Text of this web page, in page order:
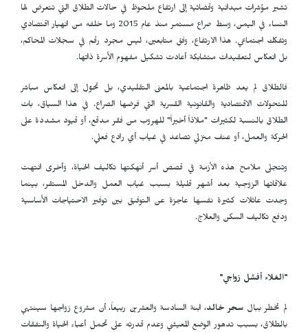
تشير مؤشرات ميدانية وقضائية إلى ارتفاع ملحوظ في حالات الطلاق التي تتعرض لها
النساء في اليمن، وسط صراع مستمر منذ عام 2015 وما خلفه من انهيار اقتصادي
وتفكك اجتماعي. هذا الارتفاع، وفق متابعين، ليس مجرد رقم في سجلات المحاكم،
بل انعكاس لتعقيدات متشابكة أعادت تشكيل مفهوم الأسرة ذاتها.
فالطلاق لم يعد ظاهرة اجتماعية بالمعنى التقليدي، بل تحوّل إلى انعكاس مباشر
للتحولات الاقتصادية والقانونية القسرية التي فرضها الصراع. في هذا السياق، بات
الطلاق بالنسبة لكثيرات "ملاذاً أخيراً" للهروب من فقر مدقع، أو قيود مشددة على
الحركة والعمل، أو عنف منزلي تصاعد في غياب أي رادع فعلي.
وتتجلى ملامح هذه الأزمة في قصص أسر أنهكتها تكاليف الحياة، وأخرى انتهت
علاقاتها الزوجية بعد أشهر قليلة بسبب غياب العمل والدخل المستقر، بينما
وجدت عائلات كثيرة نفسها عاجزة عن التوفيق بين توفير الاحتياجات الأساسية
ودفع تكاليف السكن والعلاج.
"الغلاء أفشل زواجي"
لم تخطر ببال سحر خالد، ابنة السادسة والعشرين ربيعاً، أن مشروع زواجها سينتهي
بالطلاق، بسبب تدهور الوضع المعيشي وعدم قدرته على تحمل أعباء الحياة والنفقات